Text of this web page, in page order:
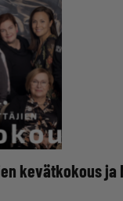
kevätkokous ja